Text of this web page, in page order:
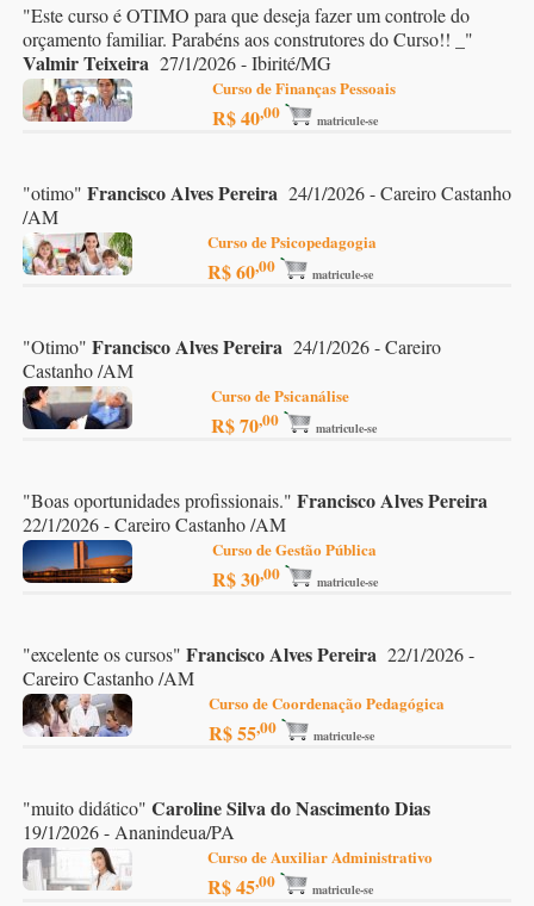
"Este curso é OTIMO para que deseja fazer um controle do
orçamento familiar. Parabéns aos construtores do Curso!! _ "
Valmir Teixeira 27/1/2026 - Ibirité/MG
Curso de Finanças Pessoais
R$ 40,00 matricule-se
"otimo" Francisco Alves Pereira 24/1/2026 - Careiro Castanho
/AM
Curso de Psicopedagogia
R$ 60,00 matricule-se
"Otimo" Francisco Alves Pereira 24/1/2026 - Careiro
Castanho /AM
Curso de Psicanálise
R$ 70,00 matricule-se
"Boas oportunidades profissionais." Francisco Alves Pereira
22/1/2026 - Careiro Castanho /AM
Curso de Gestão Pública
R$ 30,00 matricule-se
"excelente os cursos" Francisco Alves Pereira 22/1/2026 -
Careiro Castanho /AM
Curso de Coordenação Pedagógica
R$ 55,00 matricule-se
"muito didático" Caroline Silva do Nascimento Dias
19/1/2026 - Ananindeua/PA
Curso de Auxiliar Administrativo
R$ 45,00 matricule-se